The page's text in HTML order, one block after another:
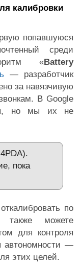
калибровки
попавшуюся
среди
«Battery
— разработчик
за навязчивую
В Google
но мы их не
пока
по
можете
для контроля
автономности —
этих целей.